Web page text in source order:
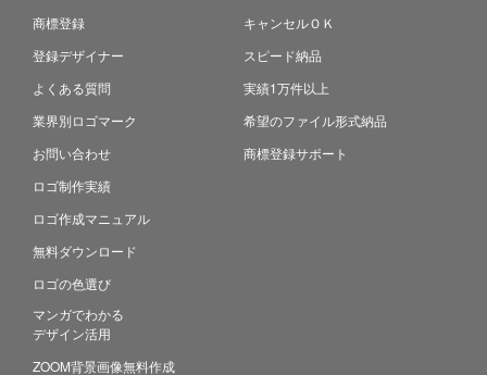
商標登録
登録デザイナー
よくある質問
業界別ロゴマーク
お問い合わせ
ロゴ制作実績
ロゴ作成マニュアル
無料ダウンロード
ロゴの色選び
マンガでわかる
デザイン活用
ZOOM背景画像無料作成
キャンセルＯＫ
スピード納品
実績1万件以上
希望のファイル形式納品
商標登録サポート